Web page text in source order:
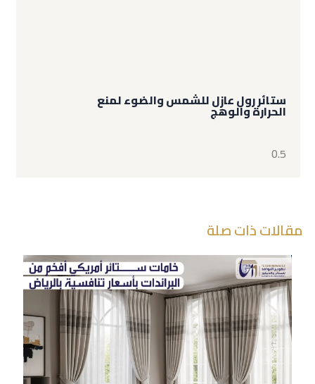
ستائر رول عازل للشمس والضوء لمنع
الحرارة والوهج
مقالات ذات صلة